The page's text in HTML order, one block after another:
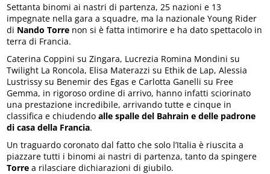
Settanta binomi ai nastri di partenza, 25 nazioni e 13
impegnate nella gara a squadre, ma la nazionale Young Rider
di Nando Torre non si è fatta intimorire e ha dato spettacolo in
terra di Francia.
Caterina Coppini su Zingara, Lucrezia Romina Mondini su
Twilight La Roncola, Elisa Materazzi su Ethik de Lap, Alessia
Lustrissy su Benemir des Egas e Carlotta Ganelli su Free
Gemma, in rigoroso ordine di arrivo, hanno infatti sciorinato
una prestazione incredibile, arrivando tutte e cinque in
classifica e chiudendoalle spalle del Bahrain e delle padrone
di casa della Francia.
Un traguardo coronato dal fatto che solo l’Italia è riuscita a
piazzare tutti i binomi ai nastri di partenza, tanto da spingere
Torre a rilasciare dichiarazioni di giubilo.